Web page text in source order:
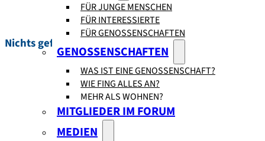
FÜR JUNGE MENSCHEN
FÜR INTERESSIERTE
FÜR GENOSSENSCHAFTEN
GENOSSENSCHAFTEN
WAS IST EINE GENOSSENSCHAFT?
WIE FING ALLES AN?
MEHR ALS WOHNEN?
MITGLIEDER IM FORUM
MEDIEN
Nichts gefunden.